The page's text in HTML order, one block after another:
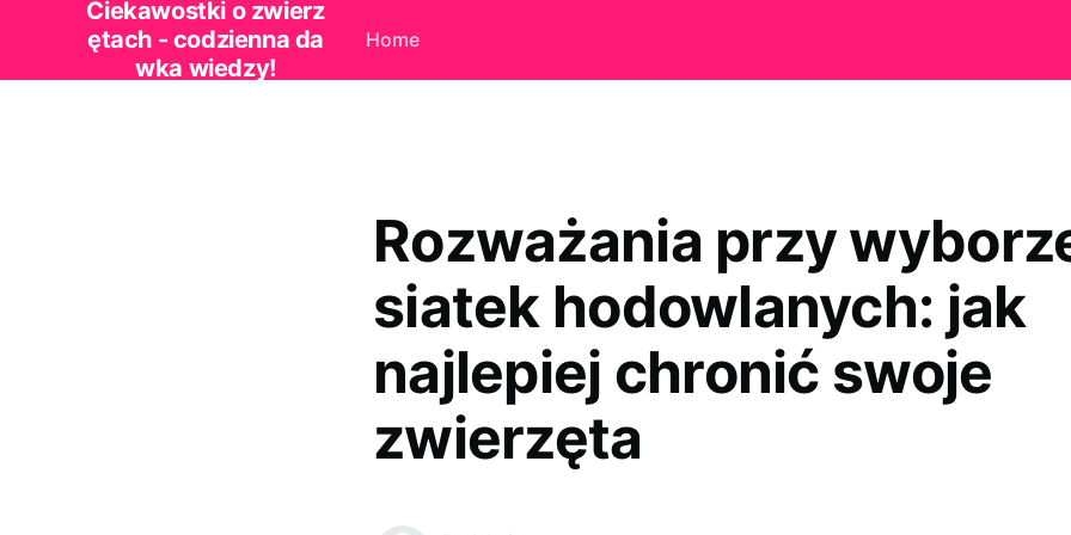
Ciekawostki o zwierz
ętach - codzienna da
wka wiedzy!
Home
Rozważania przy
siatek hodowlanych: jak
najlepiej chronić swoje
zwierzęta